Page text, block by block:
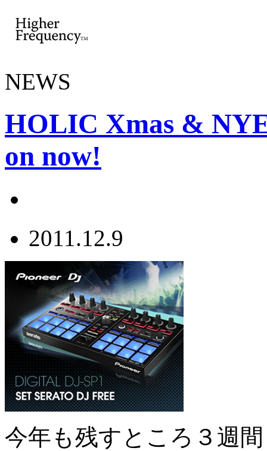
NEWS
HOLIC Xmas &
on now!
2011.12.9
今年も残すところ３週